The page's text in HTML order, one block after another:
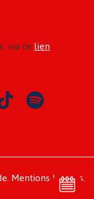
via celien
Mentions légales.